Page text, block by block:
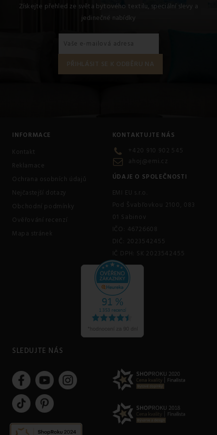
spaní, kdyzmírňuje tlak na těhotenské bříškoa vytváří
oporu páteři, čímž snižuje její bolestivost.
Získejte přehled ze světa bytového textilu, speciální slevy a
jedinečné nabídky
INFORMACE
Kontakt
Reklamace
Ochrana osobních údajů
Nejčastejší dotazy
Obchodní podmínky
Ověřování recenzí
Mapa stránek
KONTAKTUJTE NÁS
+420 910 902 545
ahoj@emi.cz
ÚDAJE O SPOLEČNOSTI
EMI EU s.r.o.
Pod Švabľovkou 2100, 083
01 Sabinov
IČO: 46726608
DIČ: 2023542455
IČ DPH: SK 2023542455
SLEDUJTE NÁS